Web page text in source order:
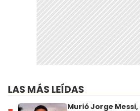
LAS MÁS LEÍDAS
Murió Jorge